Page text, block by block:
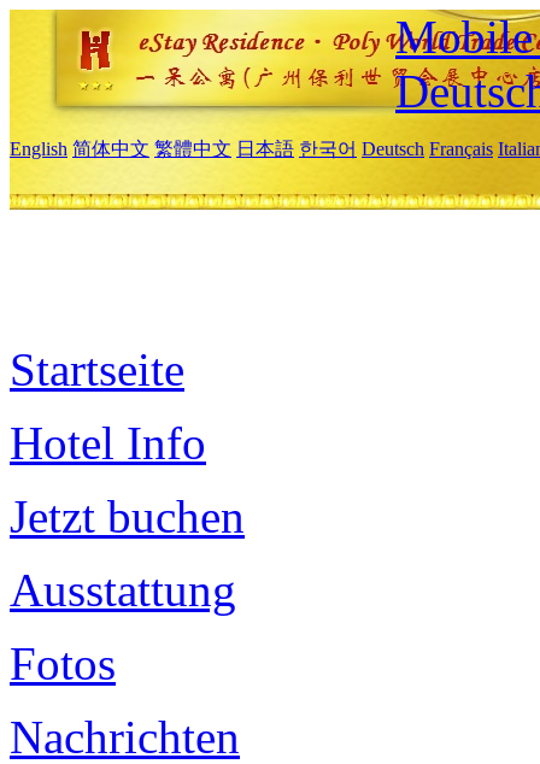
Mobile
English 简体中文 繁體中文 日本語 한국어 Deutsch Français
Startseite
Hotel Info
Jetzt buchen
Ausstattung
Fotos
Nachrichten